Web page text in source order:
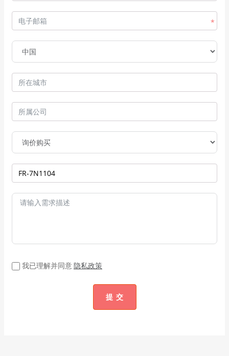
我已理解并同意隐私政策
提 交